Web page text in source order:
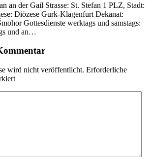
an der Gail Strasse: St. Stefan 1 PLZ, Stadt:
Diözese Gurk-Klagenfurt Dekanat:
Gottesdienste werktags und samstags:
und an…
wird nicht veröffentlicht. Erforderliche